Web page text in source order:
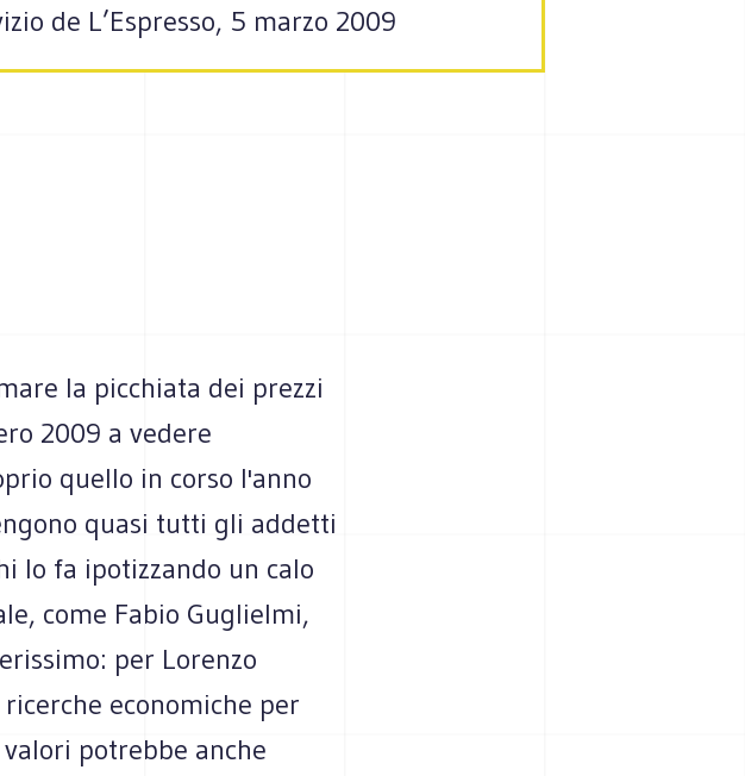
de L’Espresso, 5 marzo 2009
la picchiata dei prezzi
2009 a vedere
quello in corso l'anno
quasi tutti gli addetti
lo fa ipotizzando un calo
come Fabio Guglielmi,
per Lorenzo
economiche per
potrebbe anche